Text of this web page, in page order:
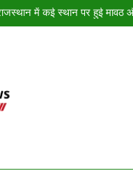
में कई स्थान पर हुई
राजस्थान में मौसम ने मारी पलटी,
News